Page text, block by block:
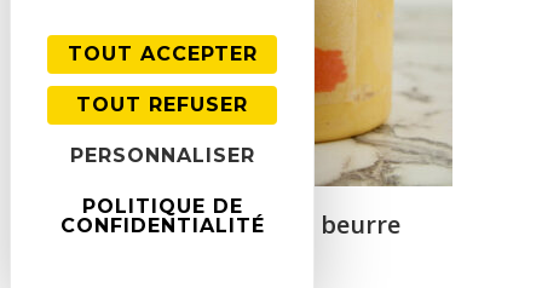
TOUT ACCEPTER
TOUT REFUSER
PERSONNALISER
POLITIQUE DE
CONFIDENTIALITÉ
être
choisies
la
page
Glace – Caramel au beurre